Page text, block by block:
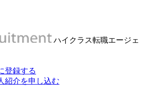
ハイクラス転職エージェ
登録する
紹介を申し込む